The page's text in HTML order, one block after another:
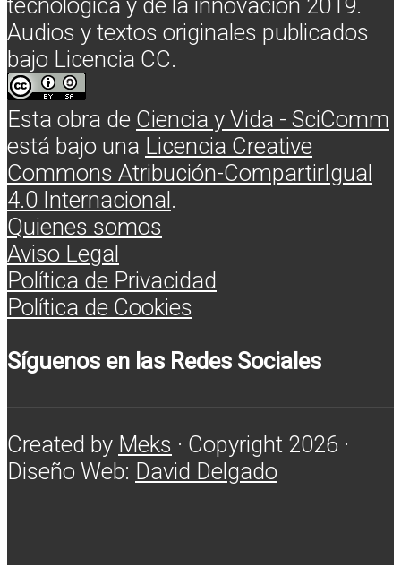
tecnológica y de la innovación 2019.
Audios y textos originales publicados
bajo Licencia CC.
Esta obra de Ciencia y Vida - SciComm
está bajo una Licencia Creative
Commons Atribución-CompartirIgual
4.0 Internacional.
Quienes somos
Aviso Legal
Política de Privacidad
Política de Cookies
Síguenos en las Redes Sociales
Created by Meks · Copyright 2026 ·
Diseño Web: David Delgado